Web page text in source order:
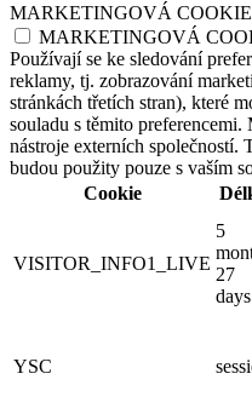
MARKETINGOVÁ
MARKETINGOVÁ
Používají se ke sledování
reklamy, tj. zobrazování
stránkách třetích stran), které
souladu s těmito
nástroje externích společností.
budou použity pouze s vaším
Cookie
VISITOR_INFO1_LIVE
5
27
days
YSC